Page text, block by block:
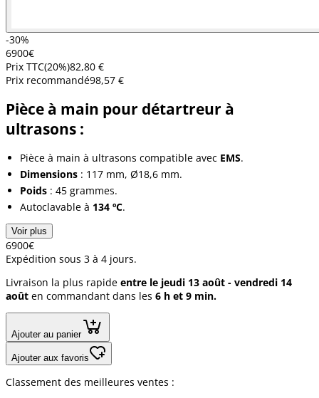
-30%
6900€
Prix TTC(20%)82,80 €
Prix recommandé98,57 €
Pièce à main pour détartreur à
ultrasons :
Pièce à main à ultrasons compatible avec EMS.
Dimensions : 117 mm, Ø18,6 mm.
Poids : 45 grammes.
Autoclavable à 134 ºC.
Voir plus
6900€
Expédition sous 3 à 4 jours.
Livraison la plus rapide entre le jeudi 13 août - vendredi 14
août en commandant dans les 6 h et 9 min.
Ajouter au panier
Ajouter aux favoris
Classement des meilleures ventes :